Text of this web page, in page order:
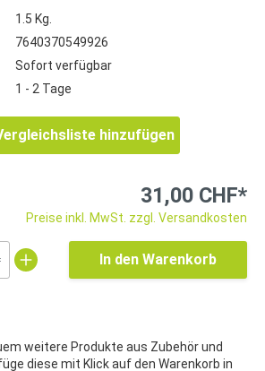
1.5 Kg.
7640370549926
Sofort verfügbar
1 - 2 Tage
hinzufügen
31,00 CHF*
Preise inkl. MwSt. zzgl. Versandkosten
In den Warenkorb
weitere Produkte aus Zubehör und
diese mit Klick auf den Warenkorb in